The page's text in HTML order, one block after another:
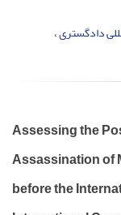
دادگستری
Assessing the
Assassination of
before the